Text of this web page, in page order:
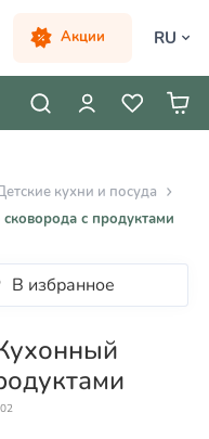
Акции RU
кухни и посуда
с продуктами
В избранное